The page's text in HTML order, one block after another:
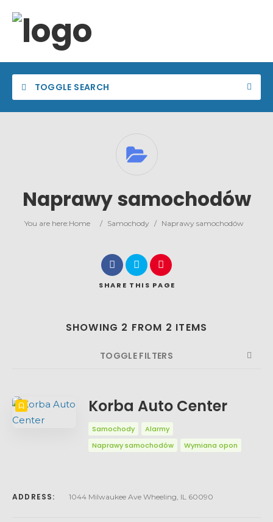
TOGGLE SEARCH
Naprawy samochodów
You are here:Home / Samochody / Naprawy samochodów
SHARE THIS PAGE
SHOWING 2 FROM 2 ITEMS
TOGGLE FILTERS
COUNT Korba Auto Center
Samochody
Alarmy
Naprawy samochodów
Wymiana opon
ADDRESS: 1044 Milwaukee Ave Wheeling, IL 60090